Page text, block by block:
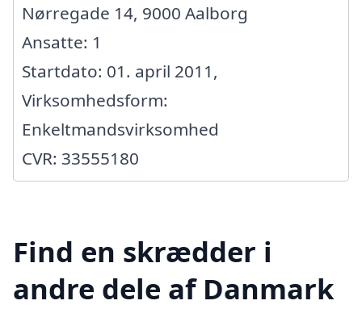
Nørregade 14, 9000 Aalborg
Ansatte: 1
Startdato: 01. april 2011,
Virksomhedsform:
Enkeltmandsvirksomhed
CVR: 33555180
Find en skrædder i
andre dele af Danmark